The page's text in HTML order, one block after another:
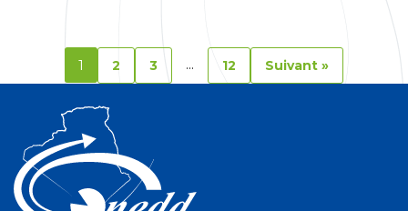
1 2 3 … 12 Suivant »